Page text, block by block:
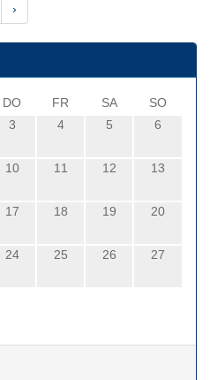
›
DO FR SA
SO
3 4 5 6
10 11 12 13
17 18 19 20
24 25 26 27